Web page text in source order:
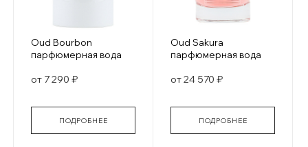
Oud Bourbon
парфюмерная вода
от 7 290 ₽
ПОДРОБНЕЕ
Oud Sakura
парфюмерная вода
от 24 570 ₽
ПОДРОБНЕЕ